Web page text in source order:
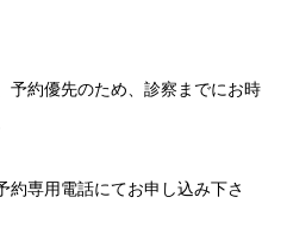
予約優先のため、診察までにお時
約専用電話にてお申し込み下さ